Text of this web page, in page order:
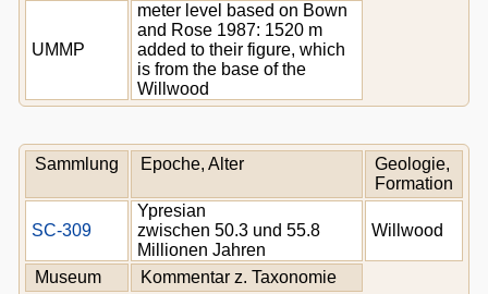
UMMP
meter level based on Bown
and Rose 1987: 1520 m
added to their figure, which
is from the base of the
Willwood
Sammlung Epoche, Alter
Geologie,
Formation
SC-309
Ypresian
zwischen 50.3 und 55.8
Millionen Jahren
Willwood
Museum Kommentar z. Taxonomie